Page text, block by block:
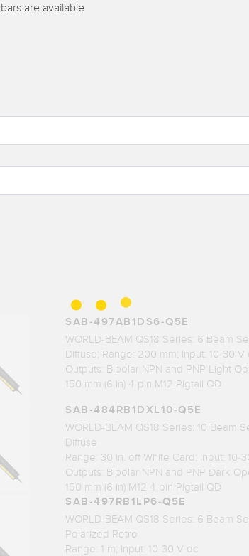
are available
SAB-497AB1DS6-Q5E
WORLD-BEAM QS18 Series: 6 Beam
Diffuse; Range: 200 mm; Input: 10-30 V
Outputs: Bipolar NPN and PNP Light
150 mm (6 in) 4-pin M12 Pigtail QD
SAB-484RB1DXL10-Q5E
WORLD-BEAM QS18 Series: 10 Beam
Diffuse
Range: 30 in. off White Card; Input: 10-
Outputs: Bipolar NPN and PNP Dark
150 mm (6 in) M12 4-pin Pigtail QD
SAB-497RB1LP6-Q5E
WORLD-BEAM QS18 Series: 6 Beam
Polarized Retro
Range: 1 m; Input: 10-30 V dc